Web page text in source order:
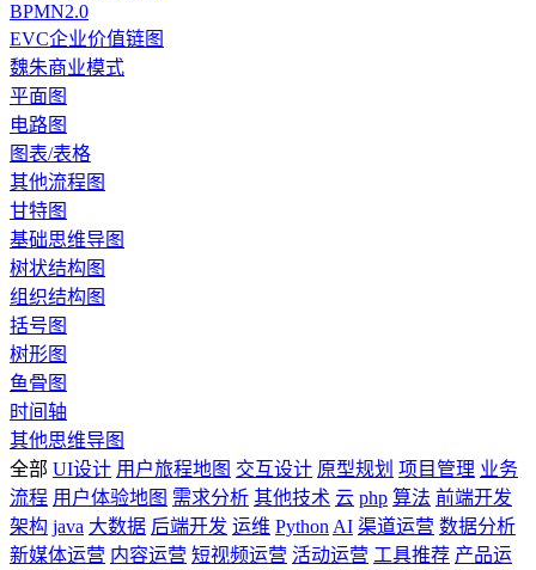
BPMN2.0
EVC企业价值链图
魏朱商业模式
平面图
电路图
图表/表格
其他流程图
甘特图
基础思维导图
树状结构图
组织结构图
括号图
树形图
鱼骨图
时间轴
其他思维导图
全部 UI设计 用户旅程地图 交互设计 原型规划 项目管理 业务
流程 用户体验地图 需求分析 其他技术 云 php 算法 前端开发
架构 java 大数据 后端开发 运维 Python AI 渠道运营 数据分析
新媒体运营 内容运营 短视频运营 活动运营 工具推荐 产品运